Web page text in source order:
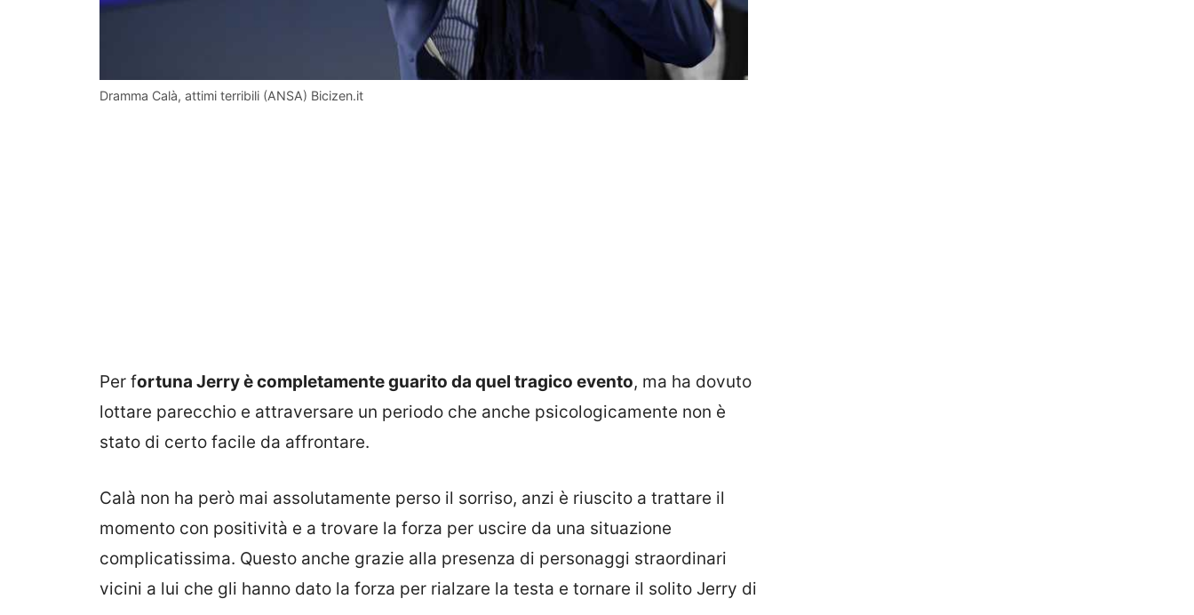
Dramma Calà, attimi terribili (ANSA) Bicizen.it
Per fortuna Jerry è completamente guarito da quel tragico evento, ma ha dovuto
lottare parecchio e attraversare un periodo che anche psicologicamente non è
stato di certo facile da affrontare.
Calà non ha però mai assolutamente perso il sorriso, anzi è riuscito a trattare il
momento con positività e a trovare la forza per uscire da una situazione
complicatissima. Questo anche grazie alla presenza di personaggi straordinari
vicini a lui che gli hanno dato la forza per rialzare la testa e tornare il solito Jerry di